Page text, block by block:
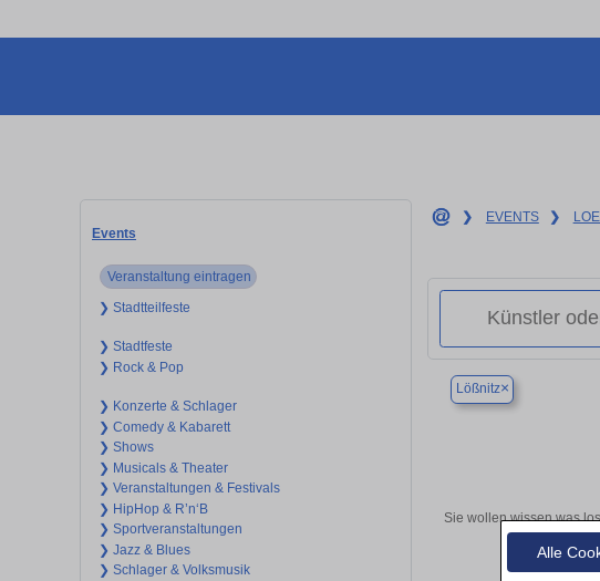
Alle
Events
Veranstaltung eintragen
❯ Stadtteilfeste
❯ Stadtfeste
❯ Rock & Pop
❯ Konzerte & Schlager
❯ Comedy & Kabarett
❯ Shows
❯ Musicals & Theater
❯ Veranstaltungen & Festivals
❯ HipHop & R’n‘B
❯ Sportveranstaltungen
❯ Jazz & Blues
❯ Schlager & Volksmusik
❯ EVENTS ❯
Lößnitz×
Sie wollen wissen was